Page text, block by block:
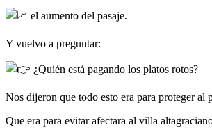
el aumento del pasaje.
Y vuelvo a preguntar:
¿Quién está pagando los platos rotos?
Nos dijeron que todo esto era para proteger al
Que era para evitar afectara al villa